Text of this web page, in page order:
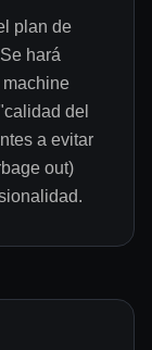
plan de
hará
machine
del
a evitar
out)